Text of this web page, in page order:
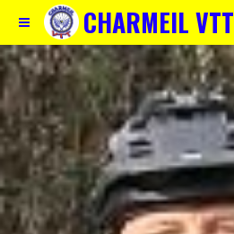
CHARMEIL VTT